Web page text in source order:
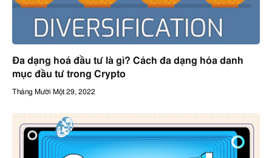
Đa dạng hoá đầu tư là gì? Cách đa dạng hóa danh
mục đầu tư trong Crypto
Tháng Mười Một 29, 2022